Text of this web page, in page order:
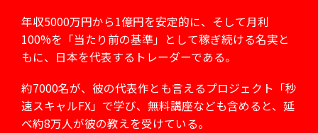
年収5000万円から1億円を安定的に、 そして月利
100%を「当たり前の基準」として稼ぎ続ける名実と
もに、日本を代表するトレーダーである。
約7000名が、彼の代表作とも言えるプロジェクト 「秒
速スキャルFX」で学び、無料講座なども含めると、 延
べ約8万人が彼の教えを受けている。